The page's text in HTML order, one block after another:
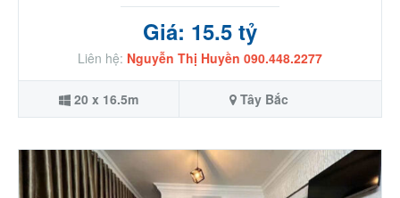
Giá: 15.5 tỷ
Liên hệ: Nguyễn Thị Huyền 090.448.2277
20 x 16.5m Tây Bắc